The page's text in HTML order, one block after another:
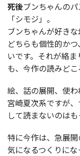
死後ブンちゃんの
「シモジ」。
ブンちゃんが好き
どちらも個性的か
いです。それが絡
も、今作の読みどこ
絵、話の展開、使
宮崎夏次系ですが
して読まないのはも
特に今作は、急展
気になるつくりにな